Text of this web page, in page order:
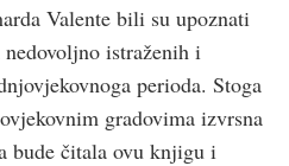
Valente bili su upoznati
istraženih i
perioda. Stoga
gradovima izvrsna
bude čitala ovu knjigu i